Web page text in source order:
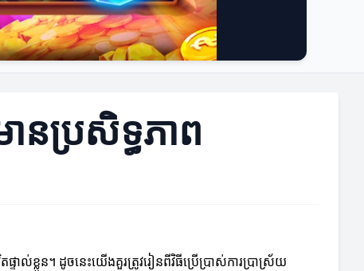
នប្រសិទ្ធភាព
ាល់ខ្លួន។ ដូចនេះយើងគួរត្រូវរៀនពីវិធីប្រើប្រាស់ការប្រាស្រ័យ